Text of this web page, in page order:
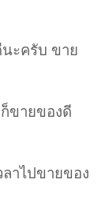
ะครับ ขาย
ขายของดี
าไปขายของ